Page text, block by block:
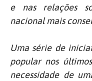
e nas relações
nacional mais
Uma série de
popular nos
necessidade de